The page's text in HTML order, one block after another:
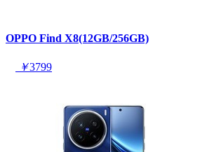
OPPO Find X8(12GB/256GB)
￥3799